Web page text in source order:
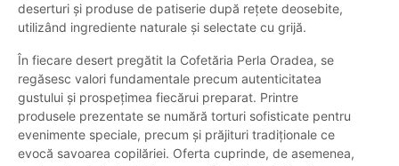
deserturi și produse de patiserie după rețete deosebite,
utilizând ingrediente naturale și selectate cu grijă.
În fiecare desert pregătit la Cofetăria Perla Oradea, se
regăsesc valori fundamentale precum autenticitatea
gustului și prospețimea fiecărui preparat. Printre
produsele prezentate se numără torturi sofisticate pentru
evenimente speciale, precum și prăjituri tradiționale ce
evocă savoarea copilăriei. Oferta cuprinde, de asemenea,